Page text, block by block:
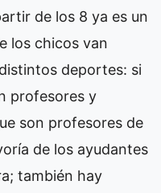
de los 8 ya es un
los chicos van
deportes: si
profesores y
son profesores de
de los ayudantes
también hay